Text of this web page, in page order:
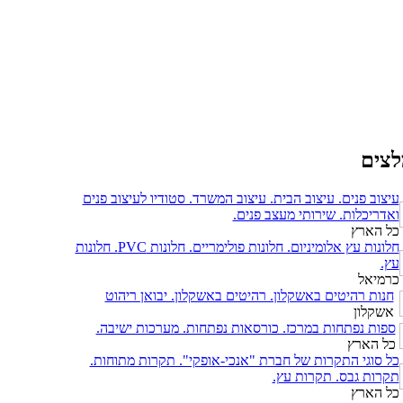
עיצוב פנים. עיצוב הבית. עיצוב המשרד. סטודיו לעיצוב פנים
ואדריכלות. שירותי מעצב פנים.
כל הארץ
חלונות עץ אלומיניום. חלונות פולימריים. חלונות PVC. חלונות
עץ.
כרמיאל
חנות רהיטים באשקלון. רהיטים באשקלון. יבואן ריהוט
אשקלון
ספות נפתחות במרכז. כורסאות נפתחות. מערכות ישיבה.
כל הארץ
כל סוגי התקרות של חברת "אנכי-אופקי". תקרות מתוחות.
תקרות גבס. תקרות עץ.
כל הארץ